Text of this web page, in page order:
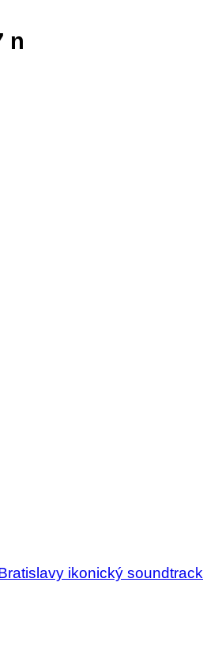
n
ikonický soundtrack